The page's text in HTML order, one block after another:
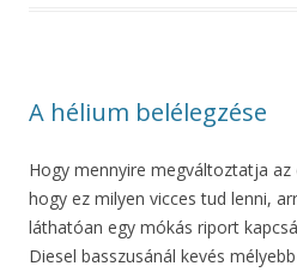
A hélium belélegzése
Hogy mennyire megváltoztatja
hogy ez milyen vicces tud lenni,
láthatóan egy mókás riport
Diesel basszusánál kevés